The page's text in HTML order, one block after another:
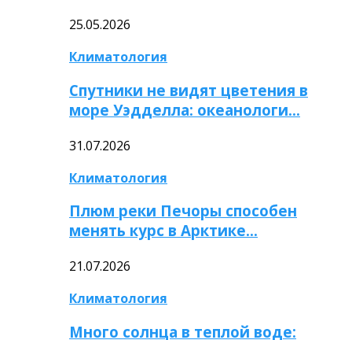
25.05.2026
Климатология
Спутники не видят цветения в
море Уэдделла: океанологи…
31.07.2026
Климатология
Плюм реки Печоры способен
менять курс в Арктике…
21.07.2026
Климатология
Много солнца в теплой воде: